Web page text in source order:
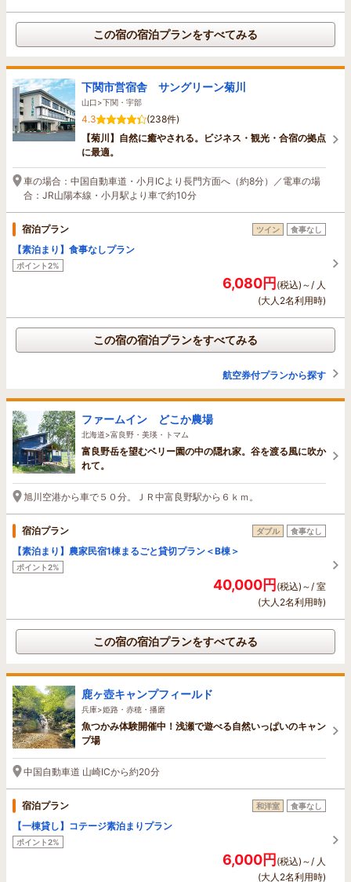
この宿の宿泊プランをすべてみる
下関市営宿舎 サングリーン菊川
山口>下関・宇部
4.3
(238件)
【菊川】自然に癒やされる。ビジネス・観光・合宿の拠点
に最適。
車の場合：中国自動車道・小月ICより長門方面へ（約8分）／電車の場
合：JR山陽本線・小月駅より車で約10分
宿泊プラン ツイン 食事なし
【素泊まり】食事なしプラン
ポイント2%
6,080円(税込)～/ 人
(大人2名利用時)
この宿の宿泊プランをすべてみる
航空券付プランから探す
ファームイン どこか農場
北海道>富良野・美瑛・トマム
富良野岳を望むベリー園の中の隠れ家。谷を渡る風に吹か
れて。
旭川空港から車で５０分。ＪＲ中富良野駅から６ｋｍ。
宿泊プラン ダブル 食事なし
【素泊まり】農家民宿1棟まるごと貸切プラン＜B棟＞
ポイント2%
40,000円(税込)～/ 室
(大人2名利用時)
この宿の宿泊プランをすべてみる
鹿ヶ壺キャンプフィールド
兵庫>姫路・赤穂・播磨
魚つかみ体験開催中！浅瀬で遊べる自然いっぱいのキャン
プ場
中国自動車道 山崎ICから約20分
宿泊プラン 和洋室 食事なし
【一棟貸し】コテージ素泊まりプラン
ポイント2%
6,000円(税込)～/ 人
(大人2名利用時)